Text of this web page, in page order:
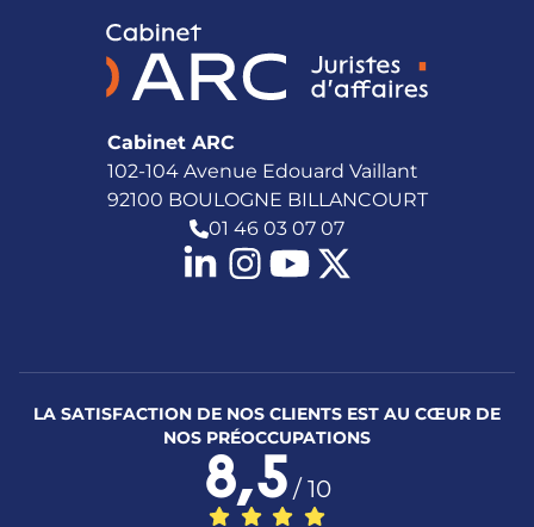
Cabinet ARC
102-104 Avenue Edouard Vaillant
92100 BOULOGNE BILLANCOURT
01 46 03 07 07
LA SATISFACTION DE NOS CLIENTS EST AU CŒUR DE
NOS PRÉOCCUPATIONS
8,5/ 10